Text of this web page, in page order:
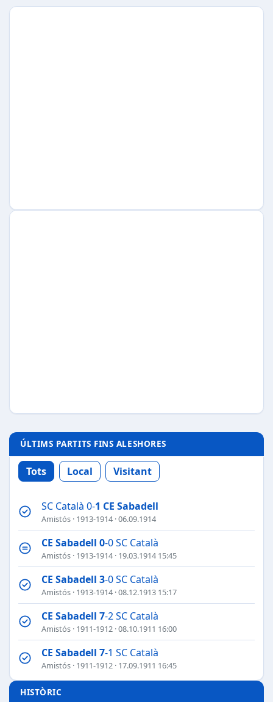
ÚLTIMS PARTITS FINS ALESHORES
Tots Local Visitant
SC Català 0-1 CE Sabadell
Amistós · 1913-1914 · 06.09.1914
CE Sabadell 0-0 SC Català
Amistós · 1913-1914 · 19.03.1914 15:45
CE Sabadell 3-0 SC Català
Amistós · 1913-1914 · 08.12.1913 15:17
CE Sabadell 7-2 SC Català
Amistós · 1911-1912 · 08.10.1911 16:00
CE Sabadell 7-1 SC Català
Amistós · 1911-1912 · 17.09.1911 16:45
HISTÒRIC